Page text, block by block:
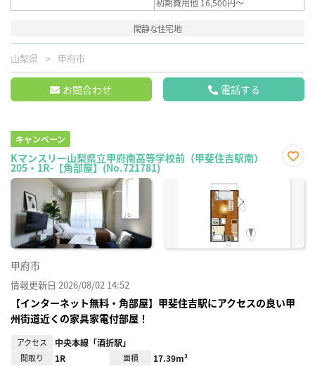
閑静な住宅地
山梨県 甲府市
お問合わせ 電話する
キャンペーン
Kマンスリー山梨県立甲府南高等学校前（甲斐住吉駅南）
205・1R-【角部屋】(No.721781)
に入
甲府市
情報更新日 2026/08/02 14:52
【インターネット無料・角部屋】甲斐住吉駅にアクセスの良い甲
州街道近くの家具家電付部屋！
アクセス 中央本線「酒折駅」
間取り 1R 面積 17.39m²